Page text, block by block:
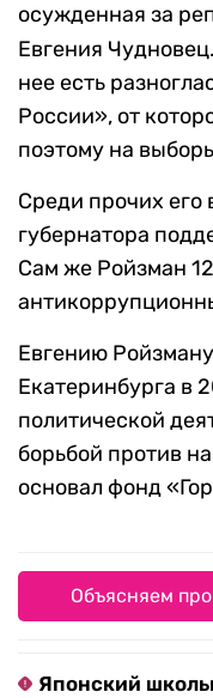
осужденная за
Евгения
нее есть
России», от
поэтому на
Среди прочих
губернатора
Сам же Ройзман
Евгению
Екатеринбурга в
политической
борьбой против
основал фонд
Объясняем
Японский